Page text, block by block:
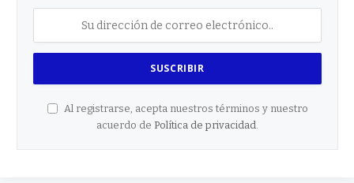
Al registrarse, acepta nuestros términos y nuestro
acuerdo de Política de privacidad.